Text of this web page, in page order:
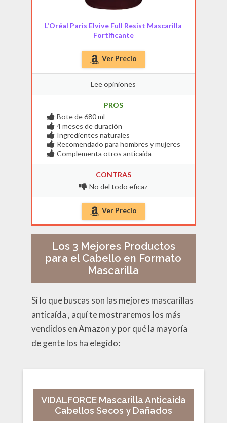
L'Oréal Paris Elvive Full Resist Mascarilla
Fortificante
Ver Precio
Lee opiniones
PROS
Bote de 680 ml
4 meses de duración
Ingredientes naturales
Recomendado para hombres y mujeres
Complementa otros anticaída
CONTRAS
No del todo eficaz
Ver Precio
Los 3 Mejores Productos
para el Cabello en Formato
Mascarilla
Si lo que buscas son las mejores mascarillas
anticaída , aquí te mostraremos los más
vendidos en Amazon y por qué la mayoría
de gente los ha elegido:
VIDALFORCE Mascarilla Anticaida
Cabellos Secos y Dañados